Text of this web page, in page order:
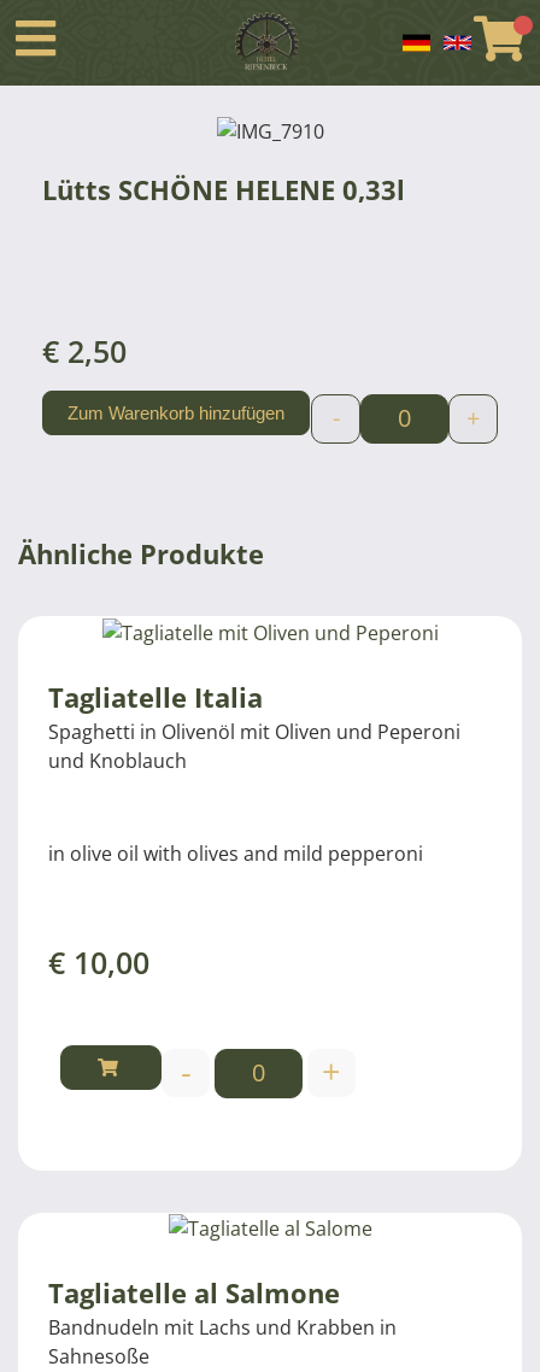
Lütts SCHÖNE HELENE 0,33l
€ 2,50
- +
Zum Warenkorb hinzufügen
Ähnliche Produkte
Tagliatelle Italia
Spaghetti in Olivenöl mit Oliven und Peperoni
und Knoblauch
in olive oil with olives and mild pepperoni
€ 10,00
- +
Tagliatelle al Salmone
Bandnudeln mit Lachs und Krabben in
Sahnesoße